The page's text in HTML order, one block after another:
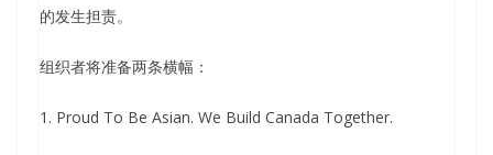
的发生担责。
组织者将准备两条横幅：
1. Proud To Be Asian. We Build Canada Together.